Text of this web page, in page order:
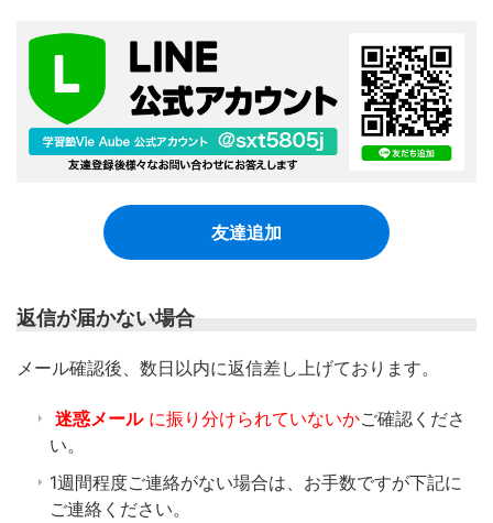
友達追加
返信が届かない場合
​メール確認後、数日以内に返信差し上げております。
迷惑メール に振り分けられていないかご確認くださ
い。
1週間程度ご連絡がない場合は、お手数ですが下記に
ご連絡ください。